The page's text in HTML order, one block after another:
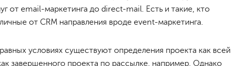
от email-маркетинга до direct-mail. Есть и такие, кто
от CRM направления вроде event-маркетинга.
условиях существуют определения проекта как всей
завершенного проекта по рассылке, например. Однако